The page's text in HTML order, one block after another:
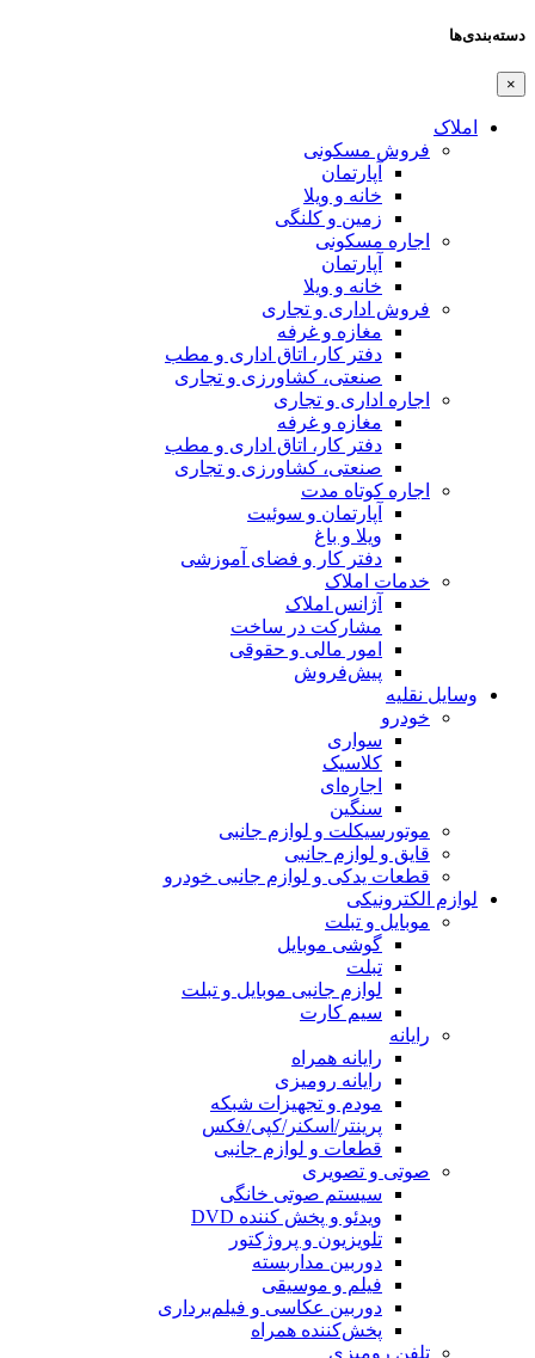
دسته‌بندی‌ها
×
املاک
فروش مسکونی
آپارتمان
خانه و ویلا
زمین و کلنگی
اجاره مسکونی
آپارتمان
خانه و ویلا
فروش اداری و تجاری
مغازه و غرفه
دفتر کار، اتاق اداری و مطب
صنعتی،‌ کشاورزی و تجاری
اجاره اداری و تجاری
مغازه و غرفه
دفتر کار، اتاق اداری و مطب
صنعتی،‌ کشاورزی و تجاری
اجاره کوتاه مدت
آپارتمان و سوئیت
ویلا و باغ
دفتر کار و فضای آموزشی
خدمات املاک
آژانس املاک
مشارکت در ساخت
امور مالی و حقوقی
پیش‌فروش
وسایل نقلیه
خودرو
سواری
کلاسیک
اجاره‌ای
سنگین
موتورسیکلت و لوازم جانبی
قایق و لوازم جانبی
قطعات یدکی و لوازم جانبی خودرو
لوازم الکترونیکی
موبایل و تبلت
گوشی موبایل
تبلت
لوازم جانبی موبایل و تبلت
سیم کارت
رایانه
رایانه همراه
رایانه رومیزی
مودم و تجهیزات شبکه
پرینتر/اسکنر/کپی/فکس
قطعات و لوازم جانبی
صوتی و تصویری
سیستم صوتی خانگی
ویدئو و پخش کننده DVD
تلویزیون و پروژکتور
دوربین مداربسته
فیلم و موسیقی
دوربین عکاسی و فیلم‌برداری
پخش‌کننده همراه
تلفن رومیزی